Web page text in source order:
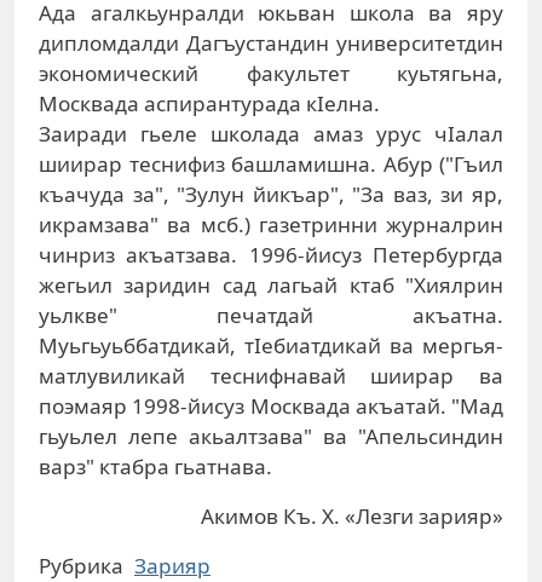
Ада агалкьунралди юкьван школа ва яру
дипломдалди Дагъустандин университетдин
экономический факультет куьтягьна,
Москвада аспирантурада кIелна.
Заиради гьеле школада амаз урус чIалал
шиирар теснифиз башламишна. Абур ("Гъил
къачуда за", "Зулун йикъар", "За ваз, зи яр,
икрамзава" ва мсб.) газетринни журналрин
чинриз акъатзава. 1996-йисуз Петербургда
жегьил заридин сад лагьай ктаб "Хиялрин
уьлкве" печатдай акъатна.
Муьгьуьббатдикай, тIебиатдикай ва мергья-
матлувиликай теснифнавай шиирар ва
поэмаяр 1998-йисуз Москвада акъатай. "Мад
гьуьлел лепе акьалтзава" ва "Апельсиндин
варз" ктабра гьатнава.
Акимов Къ. Х. «Лезги зарияр»
Рубрика Зарияр